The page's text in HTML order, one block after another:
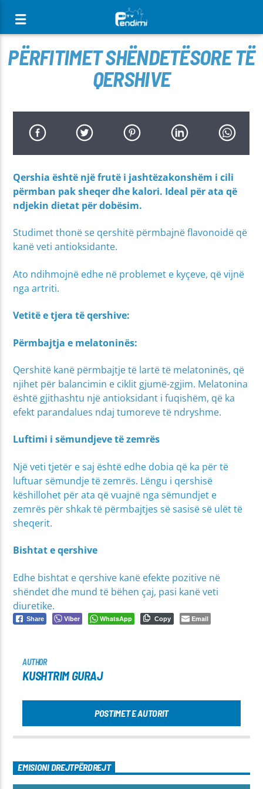
PËRFITIMET SHËNDETËSORE TË
QERSHIVE
Qershia është një frutë i jashtëzakonshëm i cili
përmban pak sheqer dhe kalori. Ideal për ata që
ndjekin dietat për dobësim.
Studimet thonë se qershitë përmbajnë flavonoidë që
kanë veti antioksidante.
Ato ndihmojnë edhe në problemet e kyçeve, që vijnë
nga artriti.
Vetitë e tjera të qershive:
Përmbajtja e melatoninës:
Qershitë kanë përmbajtje të lartë të melatoninës, që
njihet për balancimin e ciklit gjumë-zgjim. Melatonina
është gjithashtu një antioksidant i fuqishëm, që ka
efekt parandalues ndaj tumoreve të ndryshme.
Luftimi i sëmundjeve të zemrës
Një veti tjetër e saj është edhe dobia që ka për të
luftuar sëmundje të zemrës. Lëngu i qershisë
këshillohet për ata që vuajnë nga sëmundjet e
zemrës për shkak të përmbajtjes së sasisë së ulët të
sheqerit.
Bishtat e qershive
Edhe bishtat e qershive kanë efekte pozitive në
shëndet dhe mund të bëhen çaj, pasi kanë veti
diuretike.
Share Viber WhatsApp Copy Email
AUTHOR
KUSHTRIM GURAJ
POSTIMET E AUTORIT
EMISIONI DREJTPËRDREJT